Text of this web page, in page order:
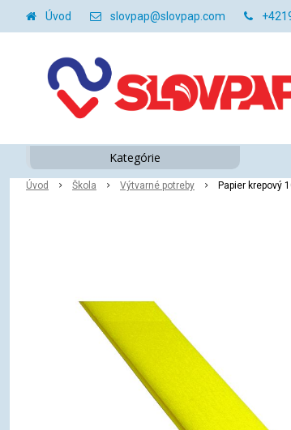
Úvod slovpap@slovpap.com
Úvod Škola Výtvarné potreby Papier krepový
Kategórie